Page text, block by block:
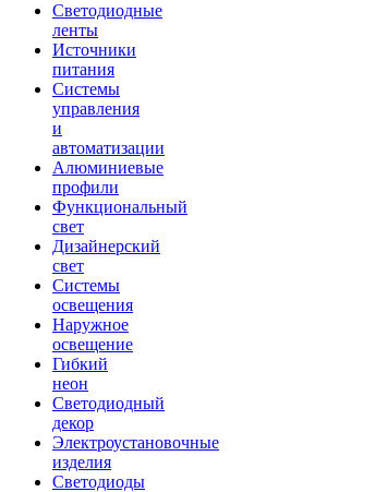
Светодиодные
ленты
Источники
питания
Системы
управления
и
автоматизации
Алюминиевые
профили
Функциональный
свет
Дизайнерский
свет
Системы
освещения
Наружное
освещение
Гибкий
неон
Светодиодный
декор
Электроустановочные
изделия
Светодиоды